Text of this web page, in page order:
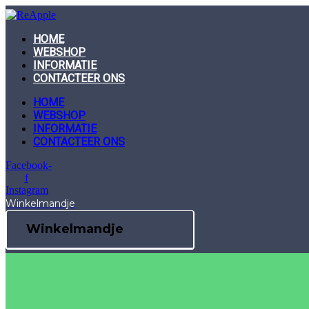
Skip
to
contentHOME
WEBSHOP
INFORMATIE
CONTACTEER ONS
HOME
WEBSHOP
INFORMATIE
CONTACTEER ONS
Facebook-
f
Instagram
Winkelmandje
Winkelmandje